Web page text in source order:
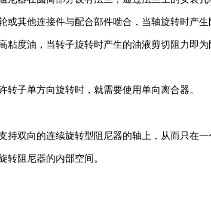
或其他连接件与配合部件啮合，当轴旋转时产
粘度油，当转子旋转时产生的油液剪切阻力即为
转子单方向旋转时，就需要使用单向离合器。
持双向的连续旋转型阻尼器的轴上，从而只在
转阻尼器的内部空间。